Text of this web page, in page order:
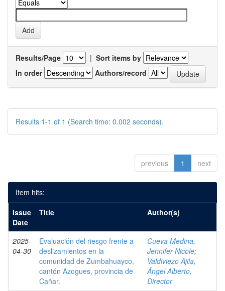
Results/Page | Sort items by
In order
Authors/record
Results 1-1 of 1 (Search time: 0.002 seconds).
previous 1 next
Item hits:
Issue
Date
Title Author(s)
2025-
04-30
Evaluación del riesgo frente a
deslizamientos en la
comunidad de Zumbahuayco,
cantón Azogues, provincia de
Cañar.
Cueva Medina,
Jennifer Nicole;
Valdiviezo Ajila,
Ángel Alberto,
Director